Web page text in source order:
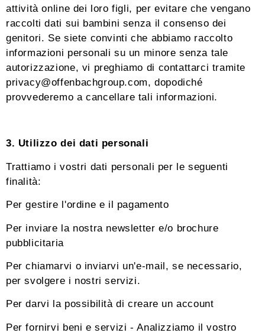
attività online dei loro figli, per evitare che vengano
raccolti dati sui bambini senza il consenso dei
genitori. Se siete convinti che abbiamo raccolto
informazioni personali su un minore senza tale
autorizzazione, vi preghiamo di contattarci tramite
privacy@offenbachgroup.com, dopodiché
provvederemo a cancellare tali informazioni.
3. Utilizzo dei dati personali
Trattiamo i vostri dati personali per le seguenti
finalità:
Per gestire l'ordine e il pagamento
Per inviare la nostra newsletter e/o brochure
pubblicitaria
Per chiamarvi o inviarvi un'e-mail, se necessario,
per svolgere i nostri servizi.
Per darvi la possibilità di creare un account
Per fornirvi beni e servizi - Analizziamo il vostro